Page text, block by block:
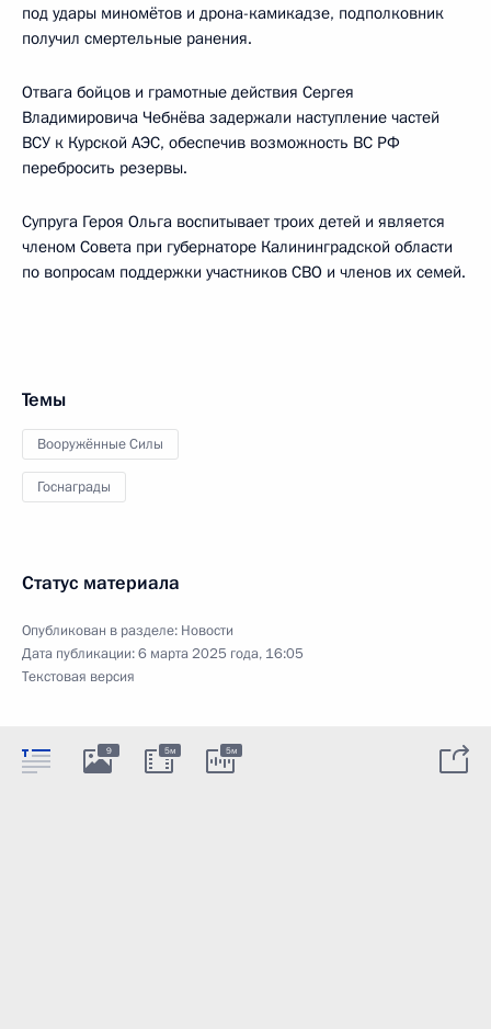
под удары миномётов и дрона-камикадзе, подполковник
получил смертельные ранения.
Отвага бойцов и грамотные действия Сергея
Владимировича Чебнёва задержали наступление частей
ВСУ к Курской АЭС, обеспечив возможность ВС РФ
перебросить резервы.
Супруга Героя Ольга воспитывает троих детей и является
членом Совета при губернаторе Калининградской области
по вопросам поддержки участников СВО и членов их семей.
Темы
Вооружённые Силы
Госнаграды
Статус материала
Опубликован в разделе: Новости
Дата публикации:6 марта 2025 года, 16:05
Текстовая версия
9 5м 5м